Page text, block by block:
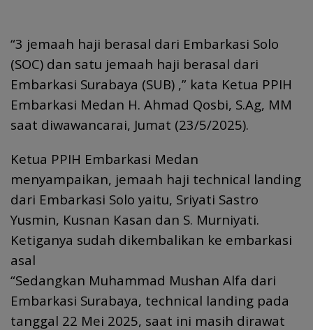
“3 jemaah haji berasal dari Embarkasi Solo
(SOC) dan satu jemaah haji berasal dari
Embarkasi Surabaya (SUB) ,” kata Ketua PPIH
Embarkasi Medan H. Ahmad Qosbi, S.Ag, MM
saat diwawancarai, Jumat (23/5/2025).
Ketua PPIH Embarkasi Medan
menyampaikan, jemaah haji technical landing
dari Embarkasi Solo yaitu, Sriyati Sastro
Yusmin, Kusnan Kasan dan S. Murniyati.
Ketiganya sudah dikembalikan ke embarkasi
asal
“Sedangkan Muhammad Mushan Alfa dari
Embarkasi Surabaya, technical landing pada
tanggal 22 Mei 2025, saat ini masih dirawat